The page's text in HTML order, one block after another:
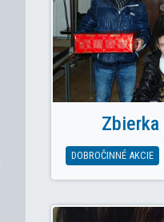
Zbierka
DOBROČINNÉ AKCIE